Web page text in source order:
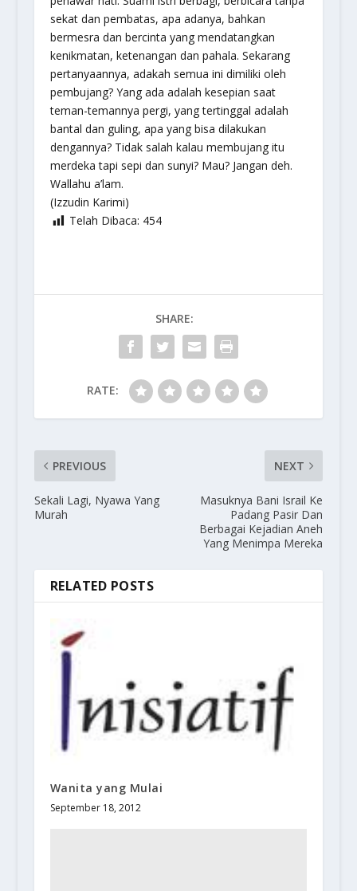
sekat dan pembatas, apa adanya, bahkan
bermesra dan bercinta yang mendatangkan
kenikmatan, ketenangan dan pahala. Sekarang
pertanyaannya, adakah semua ini dimiliki oleh
pembujang? Yang ada adalah kesepian saat
teman-temannya pergi, yang tertinggal adalah
bantal dan guling, apa yang bisa dilakukan
dengannya? Tidak salah kalau membujang itu
merdeka tapi sepi dan sunyi? Mau? Jangan deh.
Wallahu a’lam.
(Izzudin Karimi)
Telah Dibaca: 454
SHARE:
RATE:
PREVIOUS
Sekali Lagi, Nyawa Yang
Murah
NEXT
Masuknya Bani Israil Ke
Padang Pasir Dan
Berbagai Kejadian Aneh
Yang Menimpa Mereka
RELATED POSTS
Wanita yang Mulai
September 18, 2012